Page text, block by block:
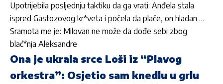
Upotrijebila posljednju taktiku da ga vrati: Anđela stala
ispred Gastozovog kr*veta i počela da plače, on hladan …
Sramota me je: Milovan ne može da dođe sebi zbog
blać*nja Aleksandre
Ona je ukrala srce Loši iz “Plavog
orkestra”: Osjetio sam knedlu u grlu